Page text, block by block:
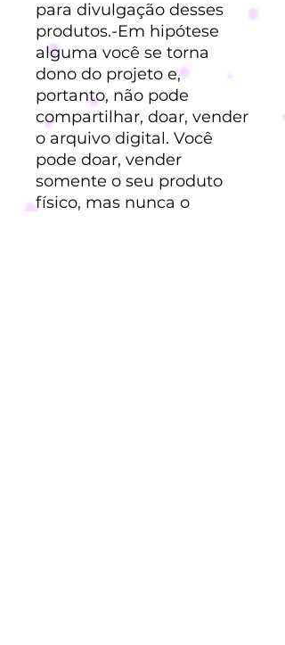
para divulgação desses
produtos.-Em hipótese
alguma você se torna
dono do projeto e,
portanto, não pode
compartilhar, doar, vender
o arquivo digital. Você
pode doar, vender
somente o seu produto
físico, mas nunca o